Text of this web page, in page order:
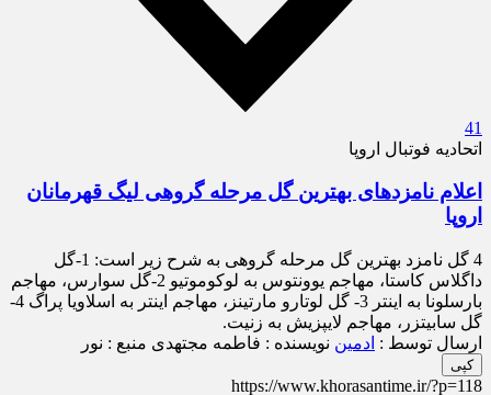
41
اتحادیه فوتبال اروپا
اعلام نامزدهای بهترین گل مرحله گروهی لیگ قهرمانان
اروپا
4 گل نامزد بهترین گل مرحله گروهی به شرح زیر است: 1-گل
داگلاس کاستا، مهاجم یوونتوس به لوکوموتیو 2-گل سوارس، مهاجم
بارسلونا به اینتر 3- گل لوتارو مارتینز، مهاجم اینتر به اسلاویا پراگ 4-
گل سابیتزر، مهاجم لایپزیش به زنیت.
ارسال توسط : ادمین نویسنده : فاطمه مجتهدی منبع : نور
کپی
https://www.khorasantime.ir/?p=118